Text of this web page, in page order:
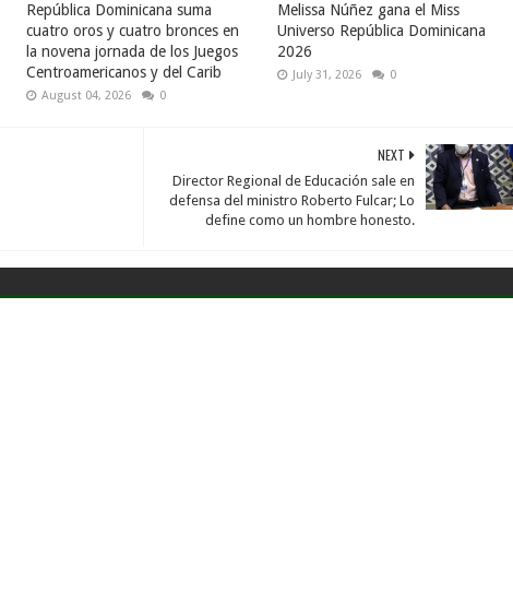
República Dominicana suma
cuatro oros y cuatro bronces en
la novena jornada de los Juegos
Centroamericanos y del Carib
August 04, 2026 0
Melissa Núñez gana el Miss
Universo República Dominicana
2026
July 31, 2026 0
NEXT
Director Regional de Educación sale en
defensa del ministro Roberto Fulcar; Lo
define como un hombre honesto.